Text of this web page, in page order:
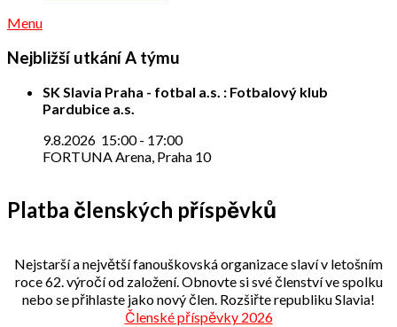
Menu
Nejbližší utkání A týmu
SK Slavia Praha - fotbal a.s. : Fotbalový klub
Pardubice a.s.
9.8.2026 15:00- 17:00
FORTUNA Arena, Praha 10
Platba členských příspěvků
Nejstarší a největší fanouškovská organizace slaví v letošním
roce 62. výročí od založení. Obnovte si své členství ve spolku
nebo se přihlaste jako nový člen. Rozšiřte republiku Slavia!
Členské příspěvky 2026